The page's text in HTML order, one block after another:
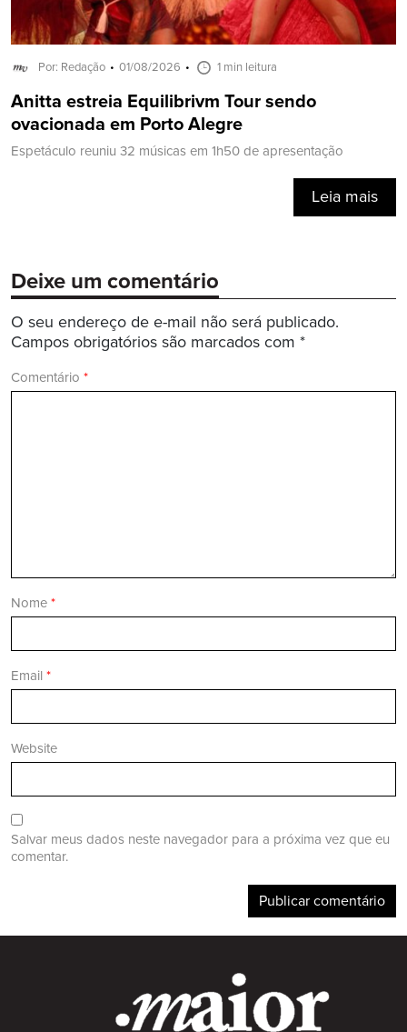
Por: Redação 01/08/2026 1 min leitura
Anitta estreia Equilibrivm Tour sendo
ovacionada em Porto Alegre
Espetáculo reuniu 32 músicas em 1h50 de apresentação
Leia mais
Deixe um comentário
O seu endereço de e-mail não será publicado.
Campos obrigatórios são marcados com *
Comentário *
Nome *
Email *
Website
Salvar meus dados neste navegador para a próxima vez que eu
comentar.